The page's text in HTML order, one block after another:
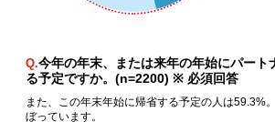
Q.今年の年末、または来年の年始にパート
る予定ですか。(n=2200) ※ 必須回答
また、この年末年始に帰省する予定の人は59.3%
ぼっています。